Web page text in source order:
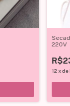
220V
12 xde